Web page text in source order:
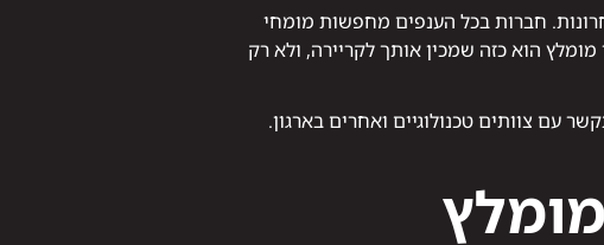
חברות בכל הענפים מחפשות מומחי
הוא כזה שמכין אותך לקריירה, ולא רק
עם צוותים טכנולוגיים ואחרים בארגון.